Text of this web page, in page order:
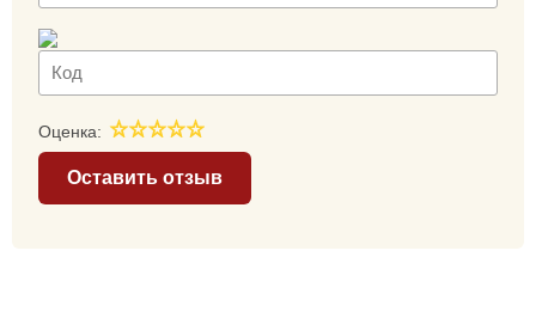
Оценка:
Оставить отзыв